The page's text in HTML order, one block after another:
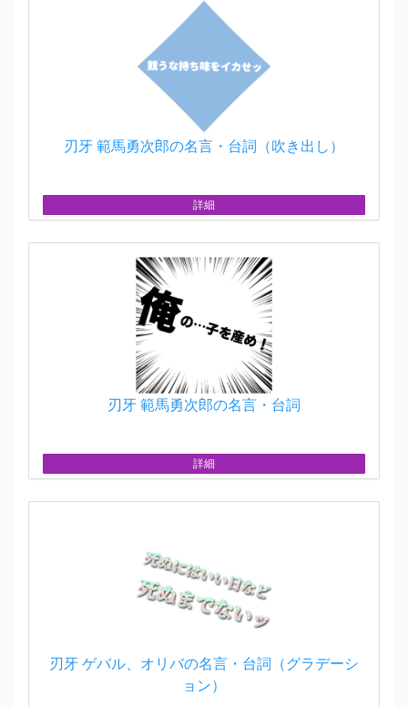
刃牙 範馬勇次郎の名言・台詞（吹き出し）
詳細
刃牙 範馬勇次郎の名言・台詞
詳細
刃牙 ゲバル、オリバの名言・台詞（グラデーシ
ョン）